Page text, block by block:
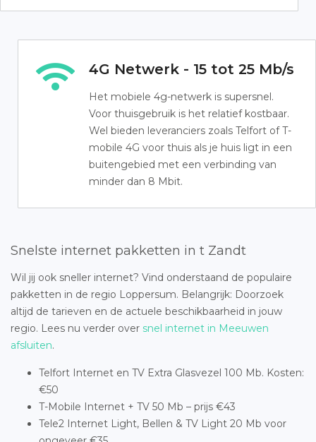
4G Netwerk - 15 tot 25 Mb/s
Het mobiele 4g-netwerk is supersnel.
Voor thuisgebruik is het relatief kostbaar.
Wel bieden leveranciers zoals Telfort of T-
mobile 4G voor thuis als je huis ligt in een
buitengebied met een verbinding van
minder dan 8 Mbit.
Snelste internet pakketten in t Zandt
Wil jij ook sneller internet? Vind onderstaand de populaire
pakketten in de regio Loppersum. Belangrijk: Doorzoek
altijd de tarieven en de actuele beschikbaarheid in jouw
regio. Lees nu verder over snel internet in Meeuwen
afsluiten.
Telfort Internet en TV Extra Glasvezel 100 Mb. Kosten:
€50
T-Mobile Internet + TV 50 Mb – prijs €43
Tele2 Internet Light, Bellen & TV Light 20 Mb voor